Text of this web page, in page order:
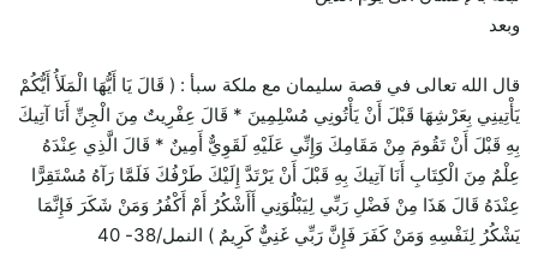
وبعد
قال الله تعالى في قصة سليمان مع ملكة سبأ : ( قَالَ يَا أَيُّهَا الْمَلَأُ أَيُّكُمْ
يَأْتِينِي بِعَرْشِهَا قَبْلَ أَنْ يَأْتُونِي مُسْلِمِينَ * قَالَ عِفْرِيتٌ مِنَ الْجِنِّ أَنَا آتِيكَ
بِهِ قَبْلَ أَنْ تَقُومَ مِنْ مَقَامِكَ وَإِنِّي عَلَيْهِ لَقَوِيٌّ أَمِينٌ * قَالَ الَّذِي عِنْدَهُ
عِلْمٌ مِنَ الْكِتَابِ أَنَا آتِيكَ بِهِ قَبْلَ أَنْ يَرْتَدَّ إِلَيْكَ طَرْفُكَ فَلَمَّا رَآهُ مُسْتَقِرًّا
عِنْدَهُ قَالَ هَذَا مِنْ فَضْلِ رَبِّي لِيَبْلُوَنِي أَأَشْكُرُ أَمْ أَكْفُرُ وَمَنْ شَكَرَ فَإِنَّمَا
يَشْكُرُ لِنَفْسِهِ وَمَنْ كَفَرَ فَإِنَّ رَبِّي غَنِيٌّ كَرِيمٌ ) النمل/38- 40